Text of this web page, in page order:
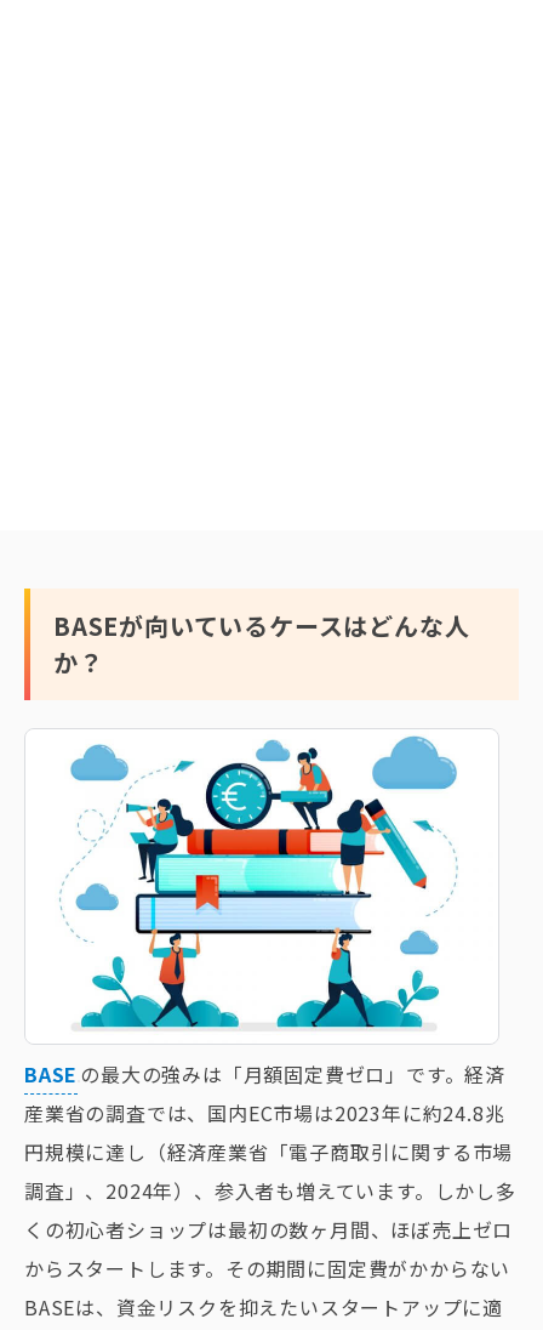
BASEが向いているケースはどんな人
か？
BASE の最大の強みは「月額固定費ゼロ」です。経済
産業省の調査では、国内EC市場は2023年に約24.8兆
円規模に達し（経済産業省「電子商取引に関する市場
調査」、2024年）、参入者も増えています。しかし多
くの初心者ショップは最初の数ヶ月間、ほぼ売上ゼロ
からスタートします。その期間に固定費がかからない
BASEは、資金リスクを抑えたいスタートアップに適